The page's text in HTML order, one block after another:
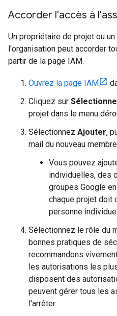
Accorder l'accès à
Un propriétaire de projet ou
l'organisation peut accorder
partir de la page IAM.
Ouvrez la page IAM
Cliquez sur
projet dans le menu
Sélectionnez Ajouter,
mail du nouveau
Vous pouvez
individuelles, des
groupes Google
chaque projet doit
personne
Sélectionnez le rôle du
bonnes pratiques de
recommandons
les autorisations les
disposent des
peuvent gérer tous les
l'arrêter.